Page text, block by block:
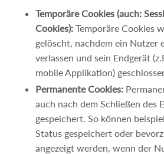
Temporäre Cookies (auch:
Cookies): Temporäre Cookies
gelöscht, nachdem ein Nutzer
verlassen und sein Endgerät
mobile Applikation)
Permanente Cookies:
auch nach dem Schließen des
gespeichert. So können
Status gespeichert oder
angezeigt werden, wenn der